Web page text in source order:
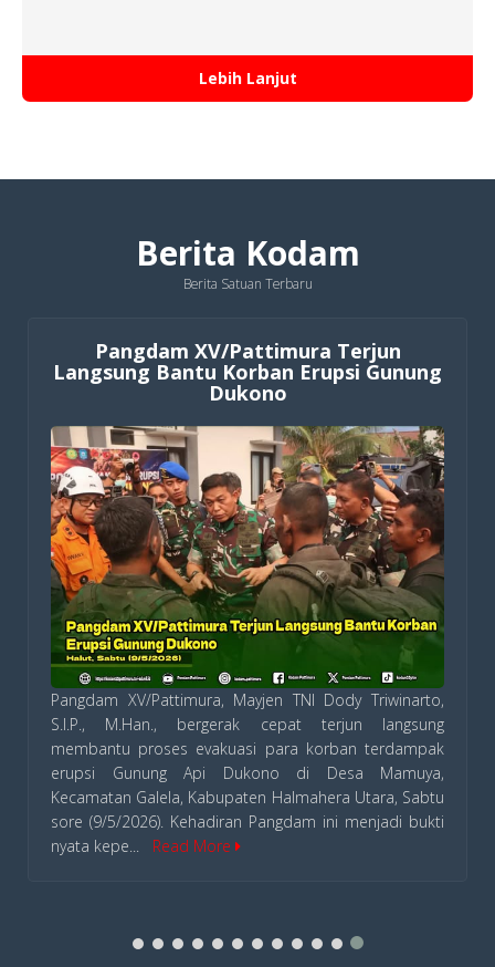
Lebih Lanjut
Berita Kodam
Berita Satuan Terbaru
Pangdam XV/Pattimura Terjun
Langsung Bantu Korban Erupsi Gunung
Dukono
​Pangdam XV/Pattimura, Mayjen TNI Dody Triwinarto,
S.I.P., M.Han., bergerak cepat terjun langsung
membantu proses evakuasi para korban terdampak
erupsi Gunung Api Dukono di Desa Mamuya,
Kecamatan Galela, Kabupaten Halmahera Utara, Sabtu
sore (9/5/2026). Kehadiran Pangdam ini menjadi bukti
nyata kepe... Read More